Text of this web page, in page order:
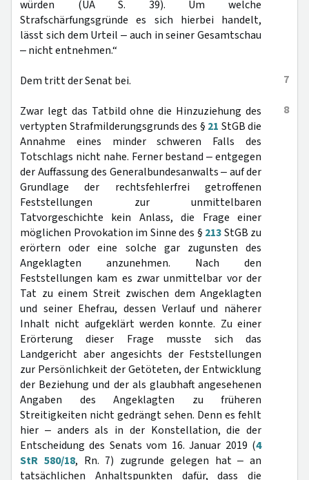
würden (UA S. 39). Um welche
Strafschärfungsgründe es sich hierbei handelt,
lässt sich dem Urteil ‒ auch in seiner Gesamtschau
‒ nicht entnehmen.“
7
Dem tritt der Senat bei.
8
Zwar legt das Tatbild ohne die Hinzuziehung des
vertypten Strafmilderungsgrunds des § 21 StGB die
Annahme eines minder schweren Falls des
Totschlags nicht nahe. Ferner bestand ‒ entgegen
der Auffassung des Generalbundesanwalts ‒ auf der
Grundlage der rechtsfehlerfrei getroffenen
Feststellungen zur unmittelbaren
Tatvorgeschichte kein Anlass, die Frage einer
möglichen Provokation im Sinne des § 213StGB zu
erörtern oder eine solche gar zugunsten des
Angeklagten anzunehmen. Nach den
Feststellungen kam es zwar unmittelbar vor der
Tat zu einem Streit zwischen dem Angeklagten
und seiner Ehefrau, dessen Verlauf und näherer
Inhalt nicht aufgeklärt werden konnte. Zu einer
Erörterung dieser Frage musste sich das
Landgericht aber angesichts der Feststellungen
zur Persönlichkeit der Getöteten, der Entwicklung
der Beziehung und der als glaubhaft angesehenen
Angaben des Angeklagten zu früheren
Streitigkeiten nicht gedrängt sehen. Denn es fehlt
hier ‒ anders als in der Konstellation, die der
Entscheidung des Senats vom 16. Januar 2019 (4
StR 580/18, Rn. 7) zugrunde gelegen hat ‒ an
tatsächlichen Anhaltspunkten dafür, dass die